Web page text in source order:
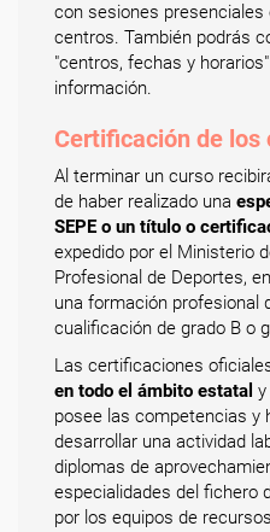
con sesiones presenciales
centros. También podrás
"centros, fechas y
información.
Certificación de
Al terminar un curso
de haber realizado una
SEPE o un título o
expedido por el Ministerio
Profesional de Deportes,
una formación profesional
cualificación de grado B o
Las certificaciones
en todo el ámbito estatal
posee las competencias y
desarrollar una actividad
diplomas de
especialidades del fichero
por los equipos de